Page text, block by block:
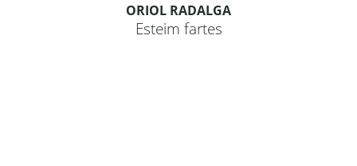
ORIOL RADALGA
Esteim fartes